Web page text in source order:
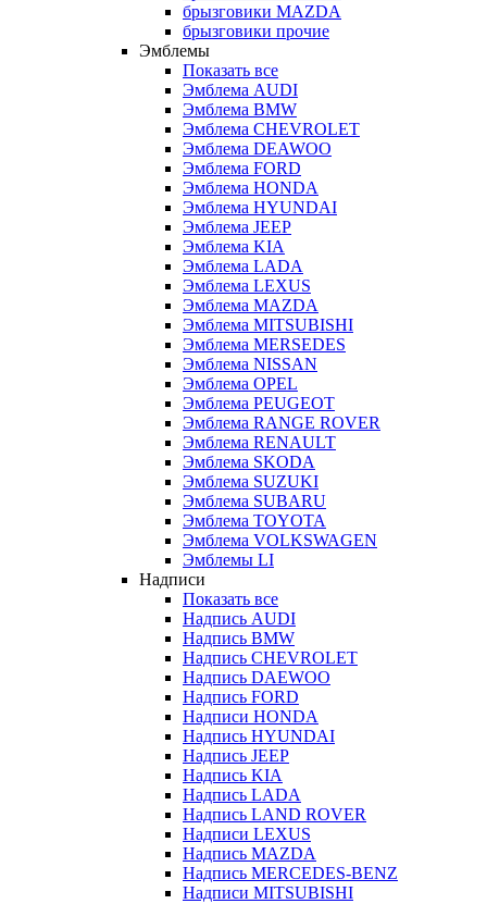
брызговики MAZDA
брызговики прочие
Эмблемы
Показать все
Эмблема AUDI
Эмблема BMW
Эмблема CHEVROLET
Эмблема DEAWOO
Эмблема FORD
Эмблема HONDA
Эмблема HYUNDAI
Эмблема JEEP
Эмблема KIA
Эмблема LADA
Эмблема LEXUS
Эмблема MAZDA
Эмблема MITSUBISHI
Эмблема MERSEDES
Эмблема NISSAN
Эмблема OPEL
Эмблема PEUGEOT
Эмблема RANGE ROVER
Эмблема RENAULT
Эмблема SKODA
Эмблема SUZUKI
Эмблема SUBARU
Эмблема TOYOTA
Эмблема VOLKSWAGEN
Эмблемы LI
Надписи
Показать все
Надпись AUDI
Надпись BMW
Надпись CHEVROLET
Надпись DAEWOO
Надпись FORD
Надписи HONDA
Надпись HYUNDAI
Надпись JEEP
Надпись KIA
Надпись LADA
Надпись LAND ROVER
Надписи LEXUS
Надпись MAZDA
Надпись MERCEDES-BENZ
Надписи MITSUBISHI